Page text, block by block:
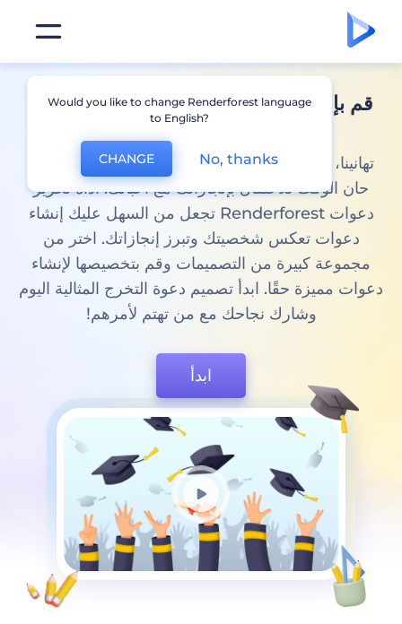
قم بإنشاءدعوات تخرجوإعلانات في دقائق
تهانينا، لقد تخرجت! لتجني ثمار العمل الشاق والتفاني،
حان الوقت للاحتفال بإنجازاتك مع أحبائك. أداة تحرير
دعوات Renderforest تجعل من السهل عليك إنشاء
دعوات تعكس شخصيتك وتبرز إنجازاتك. اختر من
مجموعة كبيرة من التصميمات وقم بتخصيصها لإنشاء
دعوات مميزة حقًا. ابدأ تصميم دعوة التخرج المثالية اليوم
وشارك نجاحك مع من تهتم لأمرهم!
ابدأ
Would you like to change Renderforest language
to English?
CHANGE No, thanks